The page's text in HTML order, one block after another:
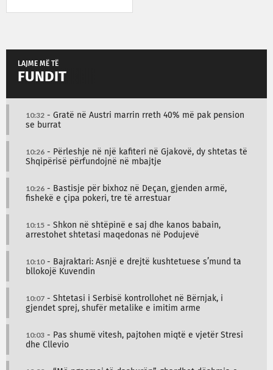
LAJME MË TË
FUNDIT
10:32 - Gratë në Austri marrin rreth 40% më pak pension
se burrat
10:26 - Përleshje në një kafiteri në Gjakovë, dy shtetas të
Shqipërisë përfundojnë në mbajtje
10:26 - Bastisje për bixhoz në Deçan, gjenden armë,
fishekë e çipa pokeri, tre të arrestuar
10:15 - Shkon në shtëpinë e saj dhe kanos babain,
arrestohet shtetasi maqedonas në Podujevë
10:10- Bajraktari: Asnjë e drejtë kushtetuese s’mund ta
bllokojë Kuvendin
10:07 - Shtetasi i Serbisë kontrollohet në Bërnjak, i
gjendet sprej, shufër metalike e imitim arme
10:03 - Pas shumë vitesh, pajtohen miqtë e vjetër Stresi
dhe Cllevio